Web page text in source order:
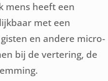
mens heeft een
met een
en andere micro-
bij de vertering, de